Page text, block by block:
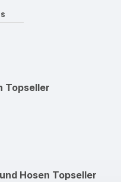
Topseller
Hosen Topseller